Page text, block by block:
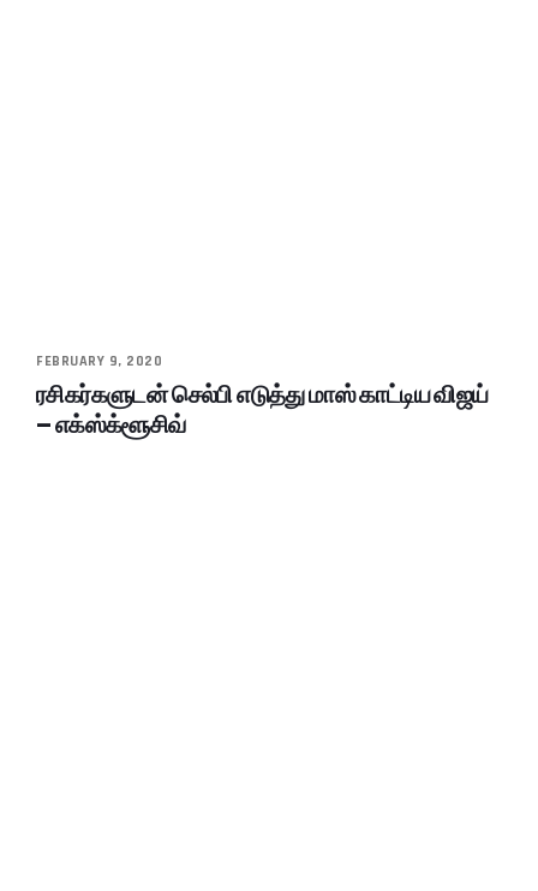
FEBRUARY 9, 2020
ரசிகர்களுடன் செல்பி எடுத்து மாஸ் காட்டிய விஜய்
– எக்ஸ்க்ளூசிவ்